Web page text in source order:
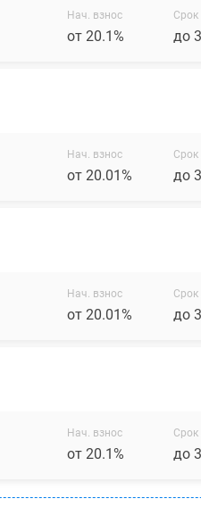
Нач. взнос
от 20.1%
Срок
до
Нач. взнос
от 20.01%
Срок
до
Нач. взнос
от 20.01%
Срок
до
Нач. взнос
от 20.1%
Срок
до